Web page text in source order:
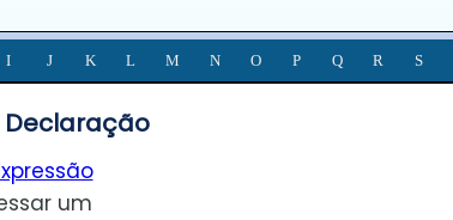
I J K L M N O P Q R S
um